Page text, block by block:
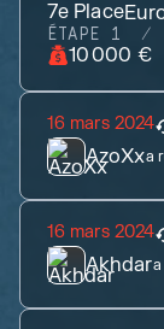
7e Place
ÉTAPE 1
10 000 €
16 mars 2024
AzoXxa
16 mars 2024
Akhdar